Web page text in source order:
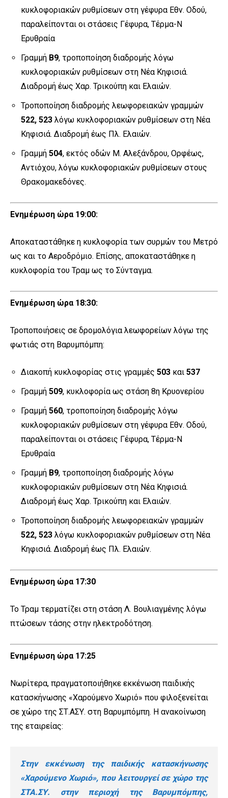
κυκλοφοριακών ρυθμίσεων στη γέφυρα Εθν. Οδού,
παραλείπονται οι στάσεις Γέφυρα, Τέρμα-Ν
Ερυθραία
Γραμμή Β9, τροποποίηση διαδρομής λόγω
κυκλοφοριακών ρυθμίσεων στη Νέα Κηφισιά.
Διαδρομή έως Χαρ. Τρικούπη και Ελαιών.
Τροποποίηση διαδρομής λεωφορειακών γραμμών
522, 523 λόγω κυκλοφοριακών ρυθμίσεων στη Νέα
Κηφισιά. Διαδρομή έως Πλ. Ελαιών.
Γραμμή 504, εκτός οδών Μ. Αλεξάνδρου, Ορφέως,
Αντιόχου, λόγω κυκλοφοριακών ρυθμίσεων στους
Θρακομακεδόνες.
Ενημέρωση ώρα 19:00:
Αποκαταστάθηκε η κυκλοφορία των συρμών του Μετρό
ως και το Αεροδρόμιο. Επίσης, αποκαταστάθηκε η
κυκλοφορία του Τραμ ως το Σύνταγμα.
Ενημέρωση ώρα 18:30:
Τροποποιήσεις σε δρομολόγια λεωφορείων λόγω της
φωτιάς στη Βαρυμπόμπη:
Διακοπή κυκλοφορίας στις γραμμές 503 και 537
Γραμμή 509, κυκλοφορία ως στάση 8η Κρυονερίου
Γραμμή 560, τροποποίηση διαδρομής λόγω
κυκλοφοριακών ρυθμίσεων στη γέφυρα Εθν. Οδού,
παραλείπονται οι στάσεις Γέφυρα, Τέρμα-Ν
Ερυθραία
Γραμμή Β9, τροποποίηση διαδρομής λόγω
κυκλοφοριακών ρυθμίσεων στη Νέα Κηφισιά.
Διαδρομή έως Χαρ. Τρικούπη και Ελαιών.
Τροποποίηση διαδρομής λεωφορειακών γραμμών
522, 523 λόγω κυκλοφοριακών ρυθμίσεων στη Νέα
Κηφισιά. Διαδρομή έως Πλ. Ελαιών.
Ενημέρωση ώρα 17:30
Το Τραμ τερματίζει στη στάση Λ. Βουλιαγμένης λόγω
πτώσεων τάσης στην ηλεκτροδότηση.
Ενημέρωση ώρα 17:25
Νωρίτερα, πραγματοποιήθηκε εκκένωση παιδικής
κατασκήνωσης «Χαρούμενο Χωριό» που φιλοξενείται
σε χώρο της ΣΤ.ΑΣΥ. στη Βαρυμπόμπη. Η ανακοίνωση
της εταιρείας:
Στην εκκένωση της παιδικής κατασκήνωσης
«Χαρούμενο Χωριό», που λειτουργεί σε χώρο της
ΣΤΑ.ΣΥ. στην περιοχή της Βαρυμπόμπης,